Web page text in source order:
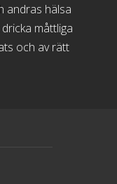
andras hälsa
måttliga
och av rätt